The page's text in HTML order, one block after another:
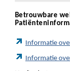
Betrouwbare
Informatie
Informatie